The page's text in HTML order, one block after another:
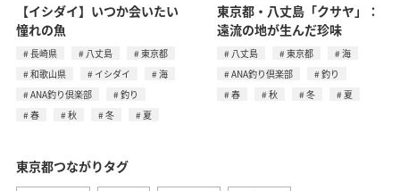
【イシダイ】いつか会いたい
憧れの魚
長崎県 八丈島
東京都
和歌山県
イシダイ
海
ANA釣り倶楽部
釣り
春
秋 冬 夏
東京都・八丈島「クサヤ」：
遠流の地が生んだ珍味
八丈島 東京都
海
ANA釣り倶楽部
釣り
春
秋 冬 夏
東京都つながりタグ